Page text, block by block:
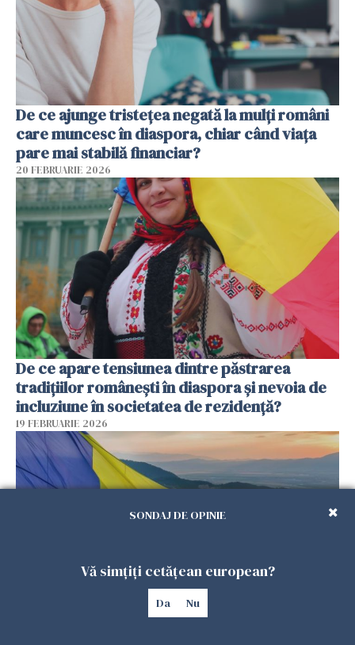
De ce ajunge tristețea negată la mulți români
care muncesc în diaspora, chiar când viața
pare mai stabilă financiar?
20 FEBRUARIE 2026
De ce apare tensiunea dintre păstrarea
tradițiilor românești în diaspora și nevoia de
incluziune în societatea de rezidență?
19 FEBRUARIE 2026
De ce „uitarea de sine” devine un risc real
SONDAJ DE OPINIE
Vă simțiți cetățean european?
Da Nu